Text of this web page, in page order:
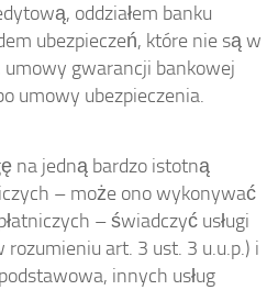
oddziałem banku
ubezpieczeń, które nie są w
umowy gwarancji bankowej
umowy ubezpieczenia.
na jedną bardzo istotną
– może ono wykonywać
– świadczyć usługi
art. 3 ust. 3 u.u.p.) i
innych usług